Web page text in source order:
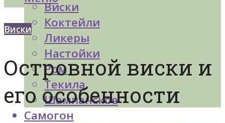
Виски
Коктейли
Ликеры
Настойки
Ром
Текила
Шампанское
Самогон
Виски
Островной виски и
его особенности